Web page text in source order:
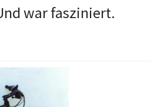
war fasziniert.